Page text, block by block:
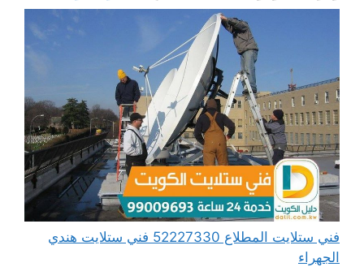
فني ستلايت المطلاع 52227330 فني ستلايت هندي
الجهراء